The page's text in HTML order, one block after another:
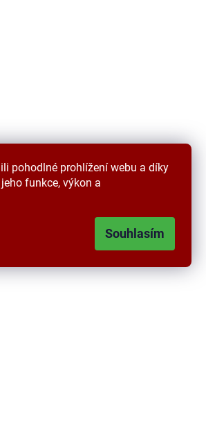
pohodlné prohlížení webu a díky
funkce, výkon a
Souhlasím